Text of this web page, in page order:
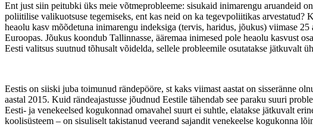
Ent just siin peitubki üks meie võtmeprobleeme: sisukaid inimarengu aruandeid
poliitilise valikuotsuse tegemiseks, ent kas neid on ka tegevpoliitikas
heaolu kasv mõõdetuna inimarengu indeksiga (tervis, haridus, jõukus) viimase
Euroopas. Jõukus koondub Tallinnasse, ääremaa inimesed pole heaolu kasvust
Eesti valitsus suutnud tõhusalt võidelda, sellele probleemile osutatakse jätkuvalt
Eestis on siiski juba toimunud rändepööre, st kaks viimast aastat on sisseränne
aastal 2015. Kuid rändeajastusse jõudnud Eestile tähendab see paraku suuri
Eesti- ja venekeelsed kogukonnad omavahel suurt ei suhtle, elatakse jätkuvalt
koolisüsteem – on sisuliselt takistanud veerand sajandit venekeelse kogukonna